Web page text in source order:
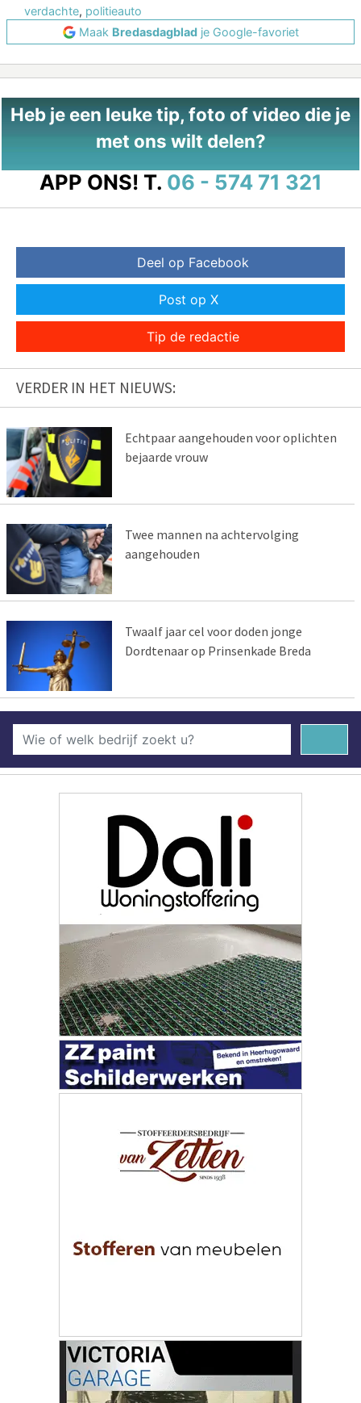
verdachte, politieauto
Maak Bredasdagbladje Google-favoriet
Heb je een leuke tip, foto of video die je
met ons wilt delen?
APP ONS! T. 06 - 574 71 321
Deel op Facebook
Post op X
Tip de redactie
VERDER IN HET NIEUWS:
Echtpaar aangehouden voor oplichten
bejaarde vrouw
Twee mannen na achtervolging
aangehouden
Twaalf jaar cel voor doden jonge
Dordtenaar op Prinsenkade Breda